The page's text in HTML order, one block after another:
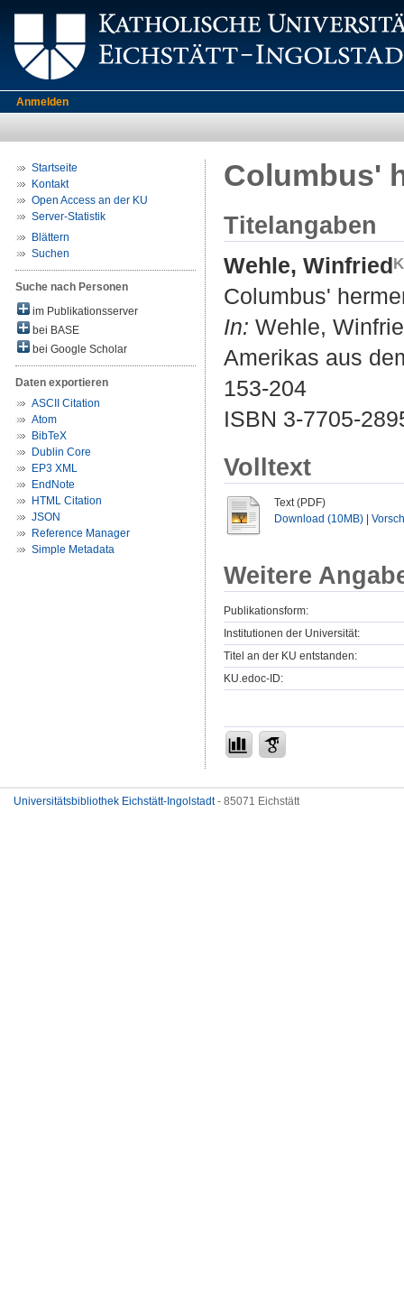
Anmelden
Startseite
Kontakt
Open Access an der KU
Server-Statistik
Blättern
Suchen
Suche nach Personen
im Publikationsserver
bei BASE
bei Google Scholar
Daten exportieren
ASCII Citation
Atom
BibTeX
Dublin Core
EP3 XML
EndNote
HTML Citation
JSON
Reference Manager
Simple Metadata
Columbus'
Titelangaben
Wehle, Winfried
Columbus'
In: Wehle,
Amerikas aus
153-204
ISBN 3-7705-
Volltext
Text (PDF)
Download (10MB)
Weitere
Publikationsform:
Institutionen der Universität:
Titel an der KU entstanden:
KU.edoc-ID:
Universitätsbibliothek Eichstätt-Ingolstadt- 85071 Eichstätt